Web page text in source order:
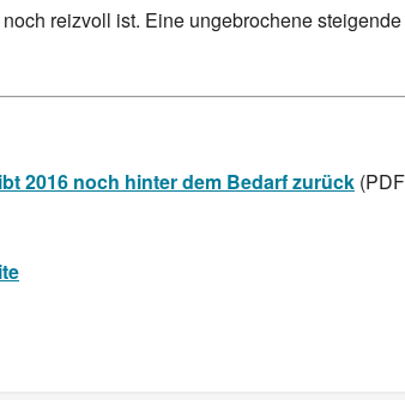
reizvoll ist. Eine ungebrochene
2016 noch hinter dem Bedarf zurück